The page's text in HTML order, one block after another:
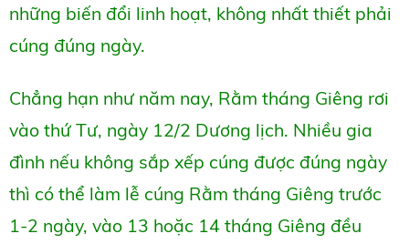
những biến đổi linh hoạt, không nhất thiết phải
cúng đúng ngày.
Chẳng hạn như năm nay, Rằm tháng Giêng rơi
vào thứ Tư, ngày 12/2 Dương lịch. Nhiều gia
đình nếu không sắp xếp cúng được đúng ngày
thì có thể làm lễ cúng Rằm tháng Giêng trước
1-2 ngày, vào 13 hoặc 14 tháng Giêng đều